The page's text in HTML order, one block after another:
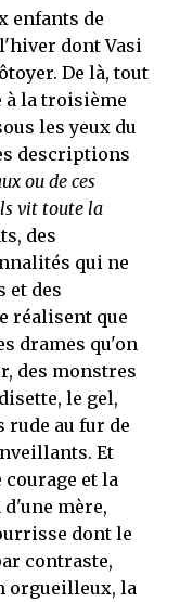
enfants de
dont Vasi
De là, tout
à la troisième
les yeux du
descriptions
ou de ces
vit toute la
des
qui ne
et des
réalisent que
drames qu'on
des monstres
le gel,
au fur de
Et
et la
mère,
dont le
contraste,
orgueilleux, la